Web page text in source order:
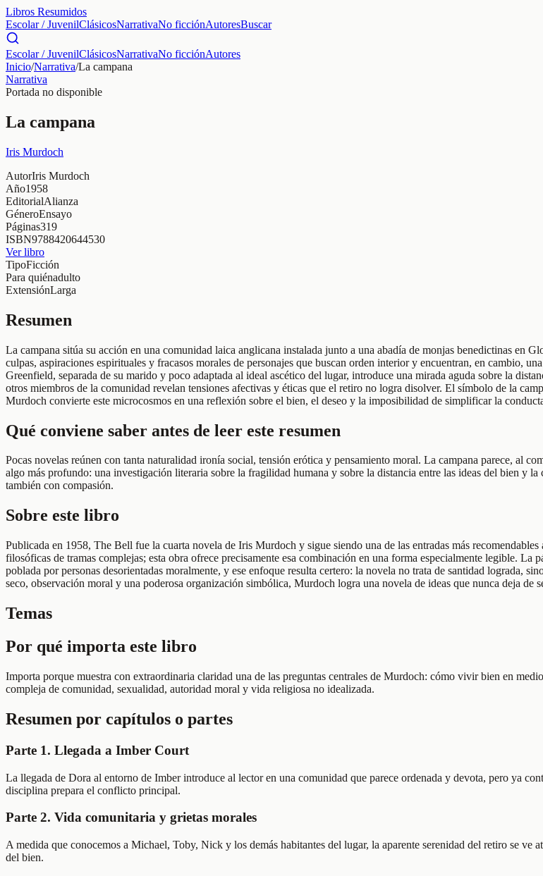
Libros Resumidos
Escolar / JuvenilClásicosNarrativaNo ficciónAutoresBuscar
Escolar / JuvenilClásicosNarrativaNo ficciónAutores
Inicio/Narrativa/La campana
Narrativa
Portada no disponible
La campana
Iris Murdoch
AutorIris Murdoch
Año1958
EditorialAlianza
GéneroEnsayo
Páginas319
ISBN9788420644530
Ver libro
TipoFicción
Para quiénadulto
ExtensiónLarga
Resumen
La campana sitúa su acción en una comunidad laica anglicana instalada junto a una abadía de monjas benedictinas en
culpas, aspiraciones espirituales y fracasos morales de personajes que buscan orden interior y encuentran, en cambio,
Greenfield, separada de su marido y poco adaptada al ideal ascético del lugar, introduce una mirada aguda sobre la
otros miembros de la comunidad revelan tensiones afectivas y éticas que el retiro no logra disolver. El símbolo de la
Murdoch convierte este microcosmos en una reflexión sobre el bien, el deseo y la imposibilidad de simplificar la
Qué conviene saber antes de leer este resumen
Pocas novelas reúnen con tanta naturalidad ironía social, tensión erótica y pensamiento moral. La campana parece, al
algo más profundo: una investigación literaria sobre la fragilidad humana y sobre la distancia entre las ideas del bien y
también con compasión.
Sobre este libro
Publicada en 1958, The Bell fue la cuarta novela de Iris Murdoch y sigue siendo una de las entradas más
filosóficas de tramas complejas; esta obra ofrece precisamente esa combinación en una forma especialmente legible.
poblada por personas desorientadas moralmente, y ese enfoque resulta certero: la novela no trata de santidad lograda,
seco, observación moral y una poderosa organización simbólica, Murdoch logra una novela de ideas que nunca deja de
Temas
Por qué importa este libro
Importa porque muestra con extraordinaria claridad una de las preguntas centrales de Murdoch: cómo vivir bien en
compleja de comunidad, sexualidad, autoridad moral y vida religiosa no idealizada.
Resumen por capítulos o partes
Parte 1. Llegada a Imber Court
La llegada de Dora al entorno de Imber introduce al lector en una comunidad que parece ordenada y devota, pero ya
disciplina prepara el conflicto principal.
Parte 2. Vida comunitaria y grietas morales
A medida que conocemos a Michael, Toby, Nick y los demás habitantes del lugar, la aparente serenidad del retiro se ve
del bien.